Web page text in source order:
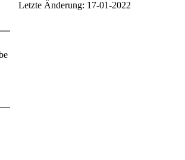
Letzte Änderung: 17-01-2022